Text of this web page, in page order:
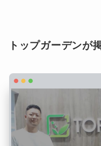
トップガーデンが